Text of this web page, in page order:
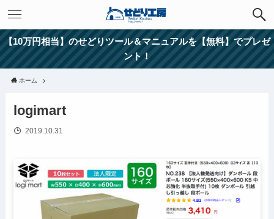
【10万円相当】のせどりツール＆マニュアルを【無料】でプレゼ
ント！
ホーム
logimart
2019.10.31